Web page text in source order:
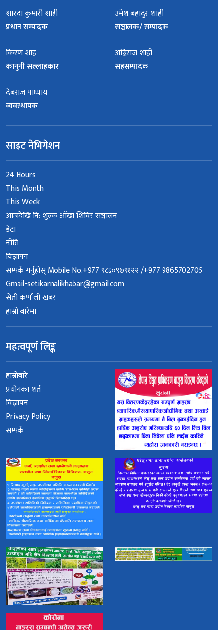
शारदा कुमारी शाही
प्रधान सम्पादक
उमेश बहादुर शाही
सञ्चालक/ सम्पादक
किरण शाह
कानुनी सल्लाहकार
अग्निराज शाही
सहसम्पादक
देबराज पाध्याय
व्यवस्थापक
साइट नेभिगेशन
24 Hours
This Month
This Week
आजदेखि नि: शुल्क आँखा शिविर सञ्चालन
डेटा
नीति
विज्ञापन
सम्पर्क गर्नुहोस् Mobile No.+977 ९८६०९७९१२२ /+977 9865702705
Gmail-setikarnalikhabar@gmail.com
सेती कर्णाली खबर
हाम्रो बारेमा
महत्वपूर्ण लिङ्क
हाम्रोबारे
प्रयोगका शर्त
विज्ञापन
Privacy Policy
सम्पर्क